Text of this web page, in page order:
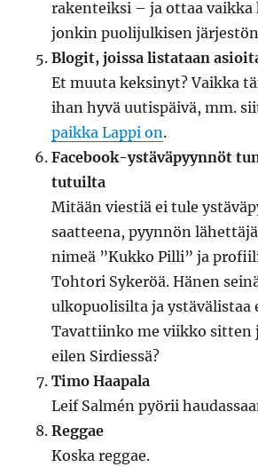
rakenteiksi – ja ottaa vaikka
jonkin puolijulkisen
Blogit, joissa listataan
Et muuta keksinyt? Vaikka
ihan hyvä uutispäivä, mm.
paikka Lappi on.
Facebook-ystäväpyynnöt
tutuilta
Mitään viestiä ei tule
saatteena, pyynnön
nimeä ”Kukko Pilli” ja
Tohtori Sykeröä. Hänen
ulkopuolisilta ja ystävälistaa
Tavattiinko me viikko sitten
eilen Sirdiessä?
Timo Haapala
Leif Salmén pyörii
Reggae
Koska reggae.